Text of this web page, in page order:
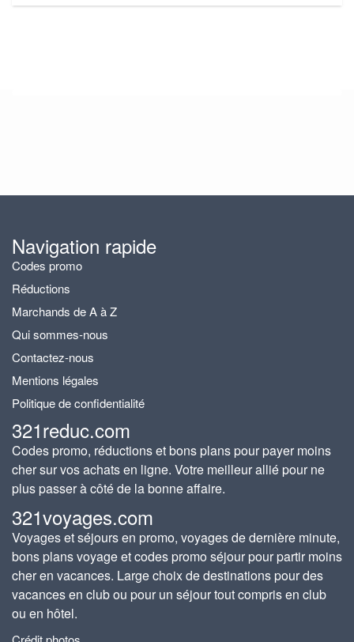
Navigation rapide
Codes promo
Réductions
Marchands de A à Z
Qui sommes-nous
Contactez-nous
Mentions légales
Politique de confidentialité
321reduc.com
Codes promo, réductions et bons plans pour payer moins
cher sur vos achats en ligne. Votre meilleur allié pour ne
plus passer à côté de la bonne affaire.
321voyages.com
Voyages et séjours en promo, voyages de dernière minute,
bons plans voyage et codes promo séjour pour partir moins
cher en vacances. Large choix de destinations pour des
vacances en club ou pour un séjour tout compris en club
ou en hôtel.